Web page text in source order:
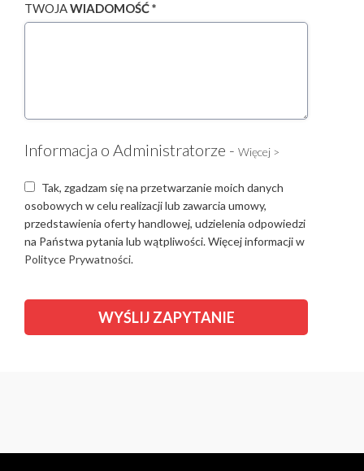
TWOJAWIADOMOŚĆ *
Informacja o Administratorze - Więcej >
Tak, zgadzam się na przetwarzanie moich danych
osobowych w celu realizacji lub zawarcia umowy,
przedstawienia oferty handlowej, udzielenia odpowiedzi
na Państwa pytania lub wątpliwości. Więcej informacji w
Polityce Prywatności.